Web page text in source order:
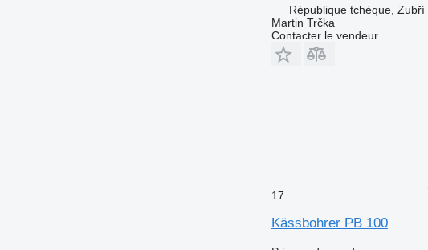
République tchèque, Zubří
Martin Trčka
Contacter le vendeur
17
Kässbohrer PB 100